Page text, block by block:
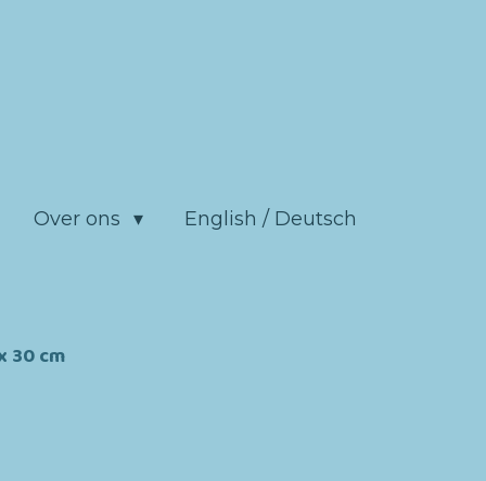
Over ons English / Deutsch
30 cm